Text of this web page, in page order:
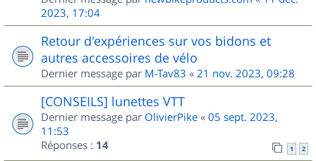
2023, 17:04
Retour d'expériences sur vos bidons et
autres accessoires de vélo
Dernier message par M-Tav83 « 21 nov. 2023, 09:28
[CONSEILS] lunettes VTT
Dernier message par OlivierPike « 05 sept. 2023,
11:53
Réponses : 14 1 2